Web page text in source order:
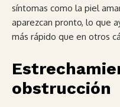
síntomas como la piel
aparezcan pronto, lo que
más rápido que en otros
obstrucción